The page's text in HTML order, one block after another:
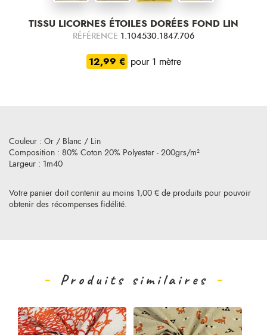
TISSU LICORNES ÉTOILES DORÉES FOND LIN
RÉFÉRENCE 1.104530.1847.706
12,99 € pour 1 mètre
Votre panier doit contenir au moins 1,00 € de produits pour pouvoir
obtenir des récompenses fidélité.
Couleur : Or / Blanc / Lin
Composition : 80% Coton 20% Polyester - 200grs/m²
Largeur : 1m40
Produits similaires